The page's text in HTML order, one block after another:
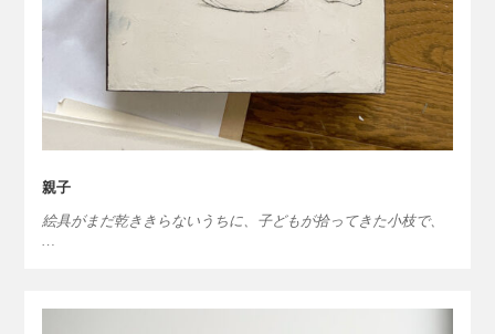
親子
絵具がまだ乾ききらないうちに、子どもが拾ってきた小枝で、